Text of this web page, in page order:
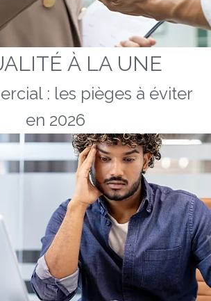
À LA UNE
: les pièges à éviter
en 2026